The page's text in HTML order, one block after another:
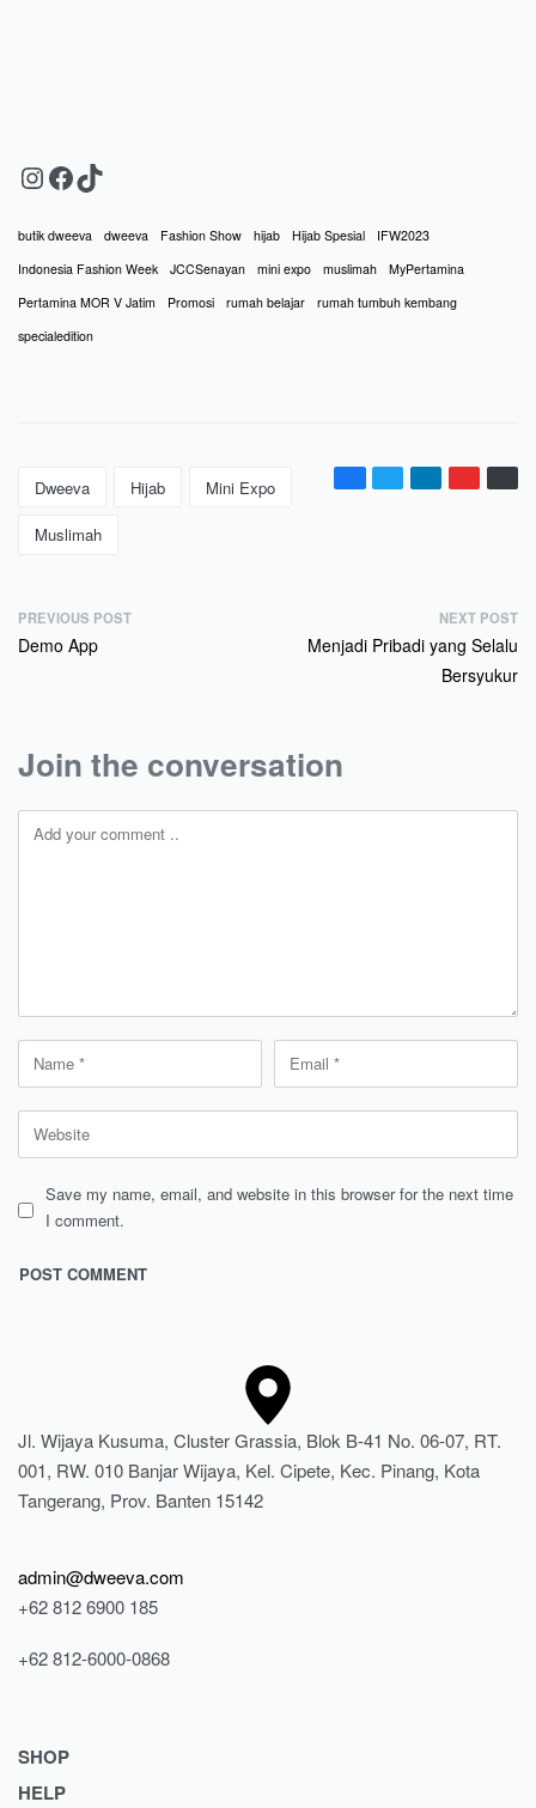
butik dweeva dweeva Fashion Show hijab Hijab Spesial
IFW2023
Indonesia Fashion Week
JCCSenayan mini expo muslimah
MyPertamina
Pertamina MOR V Jatim
Promosi rumah belajar
rumah tumbuh kembang
specialedition
Dweeva Hijab Mini Expo
Muslimah
PREVIOUS POST
Demo App
NEXT POST
Menjadi Pribadi yang Selalu
Bersyukur
Join the conversation
Save my name, email, and website in this browser for the next time
I comment.
Jl. Wijaya Kusuma, Cluster Grassia, Blok B-41 No. 06-07, RT.
001, RW. 010 Banjar Wijaya, Kel. Cipete, Kec. Pinang, Kota
Tangerang, Prov. Banten 15142
admin@dweeva.com
+62 812 6900 185
+62 812-6000-0868
SHOP
Shop
HELP